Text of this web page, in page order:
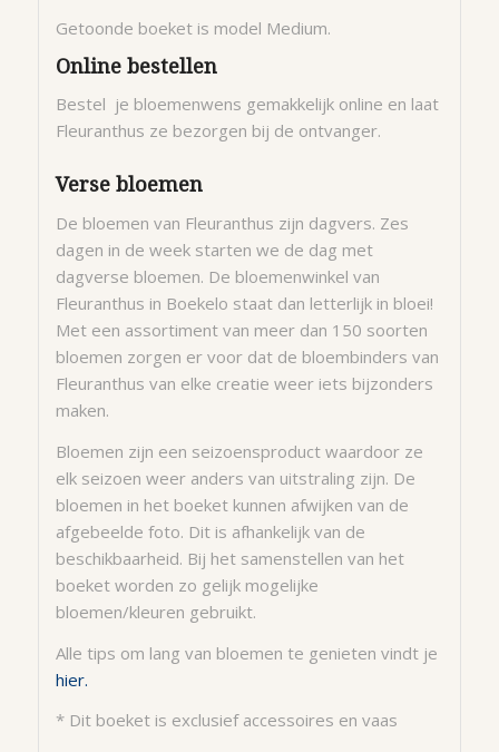
Getoonde boeket is model Medium.
Online bestellen
Bestel je bloemenwens gemakkelijk online en laat
Fleuranthus ze bezorgen bij de ontvanger.
Verse bloemen
De bloemen van Fleuranthus zijn dagvers. Zes
dagen in de week starten we de dag met
dagverse bloemen. De bloemenwinkel van
Fleuranthus in Boekelo staat dan letterlijk in bloei!
Met een assortiment van meer dan 150 soorten
bloemen zorgen er voor dat de bloembinders van
Fleuranthus van elke creatie weer iets bijzonders
maken.
Bloemen zijn een seizoensproduct waardoor ze
elk seizoen weer anders van uitstraling zijn. De
bloemen in het boeket kunnen afwijken van de
afgebeelde foto. Dit is afhankelijk van de
beschikbaarheid. Bij het samenstellen van het
boeket worden zo gelijk mogelijke
bloemen/kleuren gebruikt.
Alle tips om lang van bloemen te genieten vindt je
hier.
* Dit boeket is exclusief accessoires en vaas